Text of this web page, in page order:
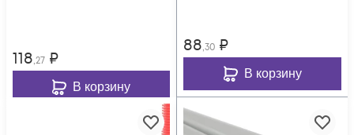
118,27 ₽
В корзину
88,30 ₽
В корзину